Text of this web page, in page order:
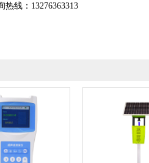
热线：13276363313